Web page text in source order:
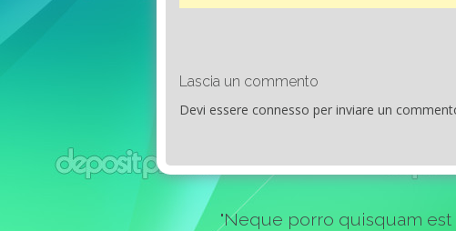
Lascia un commento
Devi essere connesso per inviare un
"Neque porro quisquam est